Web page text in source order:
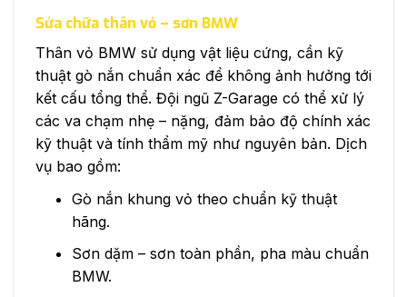
Sửa chữa thân vỏ – sơn BMW
Thân vỏ BMW sử dụng vật liệu cứng, cần kỹ
thuật gò nắn chuẩn xác để không ảnh hưởng tới
kết cấu tổng thể. Đội ngũ Z-Garage có thể xử lý
các va chạm nhẹ – nặng, đảm bảo độ chính xác
kỹ thuật và tính thẩm mỹ như nguyên bản. Dịch
vụ bao gồm:
Gò nắn khung vỏ theo chuẩn kỹ thuật
hãng.
Sơn dặm – sơn toàn phần, pha màu chuẩn
BMW.